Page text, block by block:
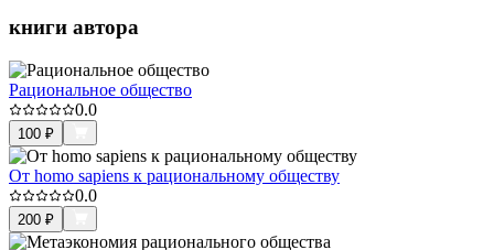
книги автора
Рациональное общество
0.0
100 ₽
От homo sapiens к рациональному обществу
0.0
200 ₽